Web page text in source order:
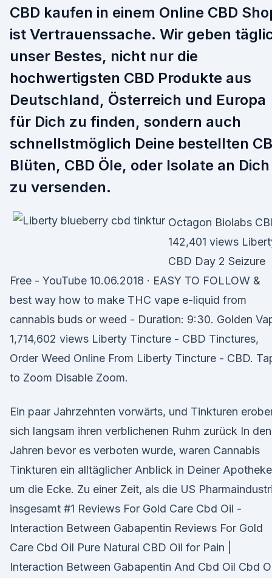
CBD kaufen in einem Online CBD
ist Vertrauenssache. Wir geben
unser Bestes, nicht nur die
hochwertigsten CBD Produkte aus
Deutschland, Österreich und Europa
für Dich zu finden, sondern auch
schnellstmöglich Deine bestellten
Blüten, CBD Öle, oder Isolate an Dich
zu versenden.
Octagon Biolabs
142,401 views
CBD Day 2 Seizure
Free - YouTube 10.06.2018 · EASY TO FOLLOW &
best way how to make THC vape e-liquid from
cannabis buds or weed - Duration: 9:30. Golden
1,714,602 views Liberty Tincture - CBD Tinctures,
Order Weed Online From Liberty Tincture - CBD.
to Zoom Disable Zoom.
Ein paar Jahrzehnten vorwärts, und Tinkturen
sich langsam ihren verblichenen Ruhm zurück In den
Jahren bevor es verboten wurde, waren Cannabis
Tinkturen ein alltäglicher Anblick in Deiner Apotheke
um die Ecke. Zu einer Zeit, als die US
insgesamt #1 Reviews For Gold Care Cbd Oil -
Interaction Between Gabapentin Reviews For Gold
Care Cbd Oil Pure Natural CBD Oil for Pain |
Interaction Between Gabapentin And Cbd Oil Cbd